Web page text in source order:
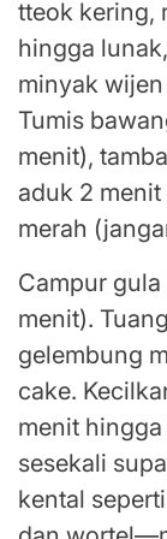
tteok kering,
hingga
minyak
Tumis
menit),
aduk 2
merah
Campur gula
menit).
gelembung
cake.
menit
sesekali
kental